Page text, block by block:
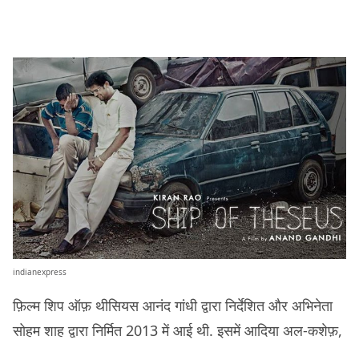
indianexpress
फ़िल्म शिप ऑफ़ थीसियस आनंद गांधी द्वारा निर्देशित और अभिनेता
सोहम शाह द्वारा निर्मित 2013 में आई थी. इसमें आदिया अल-कशेफ़,